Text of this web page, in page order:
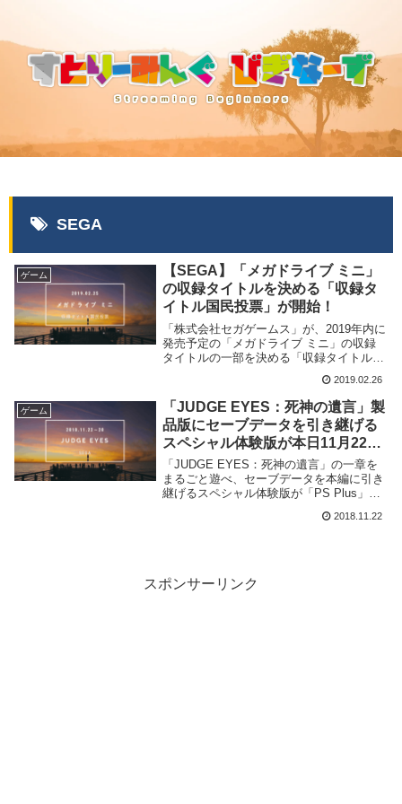
SEGA
ゲーム
【SEGA】「メガドライブ ミニ」
の収録タイトルを決める「収録タ
イトル国民投票」が開始！
「株式会社セガゲームス」が、2019年内に
発売予定の「メガドライブ ミニ」の収録
タイトルの一部を決める「収録タイトル国
2019.02.26
ゲーム
「JUDGE EYES：死神の遺言」製
品版にセーブデータを引き継げる
スペシャル体験版が本日11月22日
から配信開始！
「JUDGE EYES：死神の遺言」の一章を
まるごと遊べ、セーブデータを本編に引き
継げるスペシャル体験版が「PS Plus」加
で先行配信が開始されました！
2018.11.22
スポンサーリンク